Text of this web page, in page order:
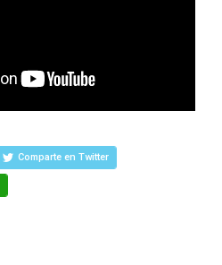
Comparte en Twitter